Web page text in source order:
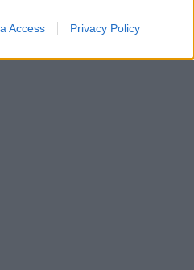
Access Privacy Policy